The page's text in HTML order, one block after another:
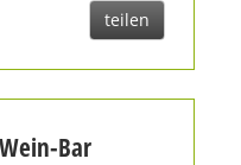
teilen
Bar